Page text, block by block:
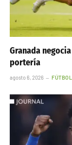
Granada
portería
agosto 6, 2026